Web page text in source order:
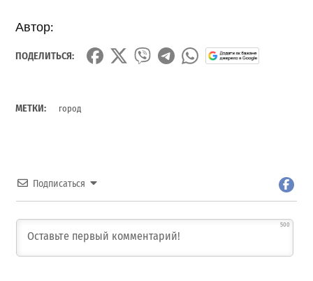
Автор:
ПОДЕЛИТЬСЯ:
МЕТКИ: город
Подписаться
500